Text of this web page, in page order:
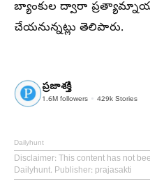
బ్యాంకుల ద్వారా
చేయనున్నట్లు తెలిపారు.
ప్రజాశక్తి
1.6M followers 429k Stories
Dailyhunt
Disclaimer: This content has not
Dailyhunt. Publisher: prajasakti